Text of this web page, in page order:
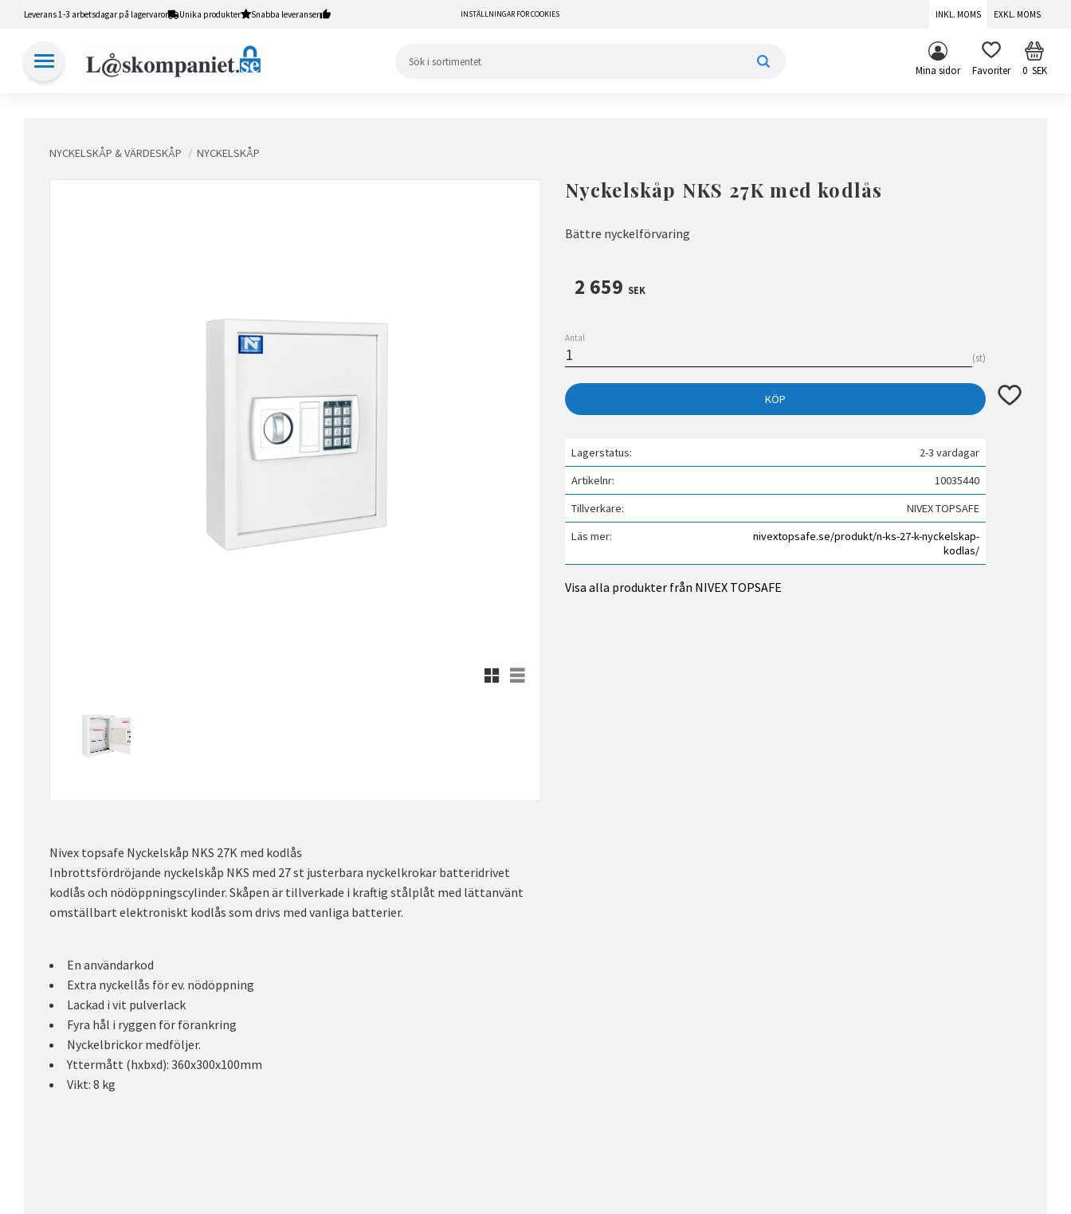
Leverans 1-3 arbetsdagar på lagervaror Unika produkter Snabba leveranser INSTÄLLNINGAR FÖR COOKIES INKL. MOMS EXKL. MOMS
Mina sidor FAVORITER 0SEK
NYCKELSKÅP & VÄRDESKÅP NYCKELSKÅP
Nyckelskåp NKS 27K med kodlås
Bättre nyckelförvaring
Rutnätsvy
Listvy
2 659 SEK
Antal
st
KÖP Lägg till i
Lagerstatus
2-3 vardagar
Artikelnr
10035440
Tillverkare
NIVEX TOPSAFE
Läs mer
nivextopsafe.se/produkt/n-ks-27-k-nyckelskap-
kodlas/
Visa alla produkter från NIVEX TOPSAFE
Nivex topsafe Nyckelskåp NKS 27K med kodlås
Inbrottsfördröjande nyckelskåp NKS med 27 st justerbara nyckelkrokar batteridrivet
kodlås och nödöppningscylinder. Skåpen är tillverkade i kraftig stålplåt med lättanvänt
omställbart elektroniskt kodlås som drivs med vanliga batterier.
En användarkod
Extra nyckellås för ev. nödöppning
Lackad i vit pulverlack
Fyra hål i ryggen för förankring
Nyckelbrickor medföljer.
Yttermått (hxbxd): 360x300x100mm
Vikt: 8 kg